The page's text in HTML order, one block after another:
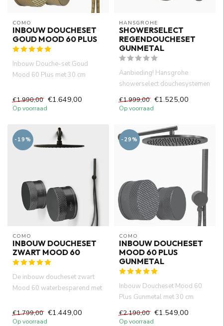
COMO
INBOUW DOUCHESET
GOUD MOOD 60 PLUS
Inbouw Douche-set Goud
Mood 60 Plus met 30 cm
geborsteld me...
€1.990,00 €1.649,00
Op voorraad
HANSGROHE
SHOWERSELECT
REGENDOUCHESET
GUNMETAL
Aanbieding! Hansgrohe
showerselect douchesystemen
.Thermostatisch inbouwdeel
afb...
€1.999,00 €1.525,00
Op voorraad
-19%
COMO
INBOUW DOUCHESET
ZWART MOOD 60
De inbouw doucheset zwart
Mood 60 waterbesparend met
€1.799,00 €1.449,00
Op voorraad
-29%
COMO
INBOUW DOUCHESET
MOOD 60 PLUS
GUNMETAL
Inbouw Doucheset Mood 60
Plus Gunmetal met 30 cm
waterbesparende douchekop.
inge...
€2.190,00 €1.549,00
Op voorraad